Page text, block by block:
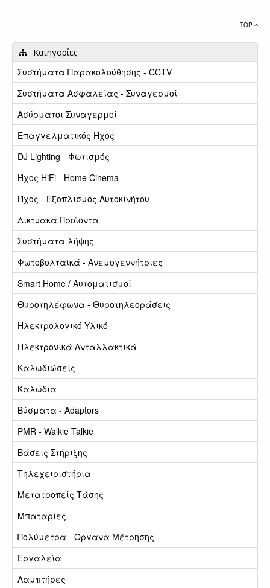
TOP
Κατηγορίες
Συστήματα Παρακολούθησης - CCTV
Συστήματα Ασφαλείας - Συναγερμοί
Ασύρματοι Συναγερμοί
Επαγγελματικός Ήχος
DJ Lighting - Φωτισμός
Ήχος HiFi - Home Cinema
Ήχος - Εξοπλισμός Αυτοκινήτου
Δικτυακά Προϊόντα
Συστήματα λήψης
Φωτοβολταϊκά - Ανεμογεννήτριες
Smart Home / Αυτοματισμοί
Θυροτηλέφωνα - Θυροτηλεοράσεις
Ηλεκτρολογικό Υλικό
Ηλεκτρονικά Ανταλλακτικά
Καλωδιώσεις
Καλώδια
Βύσματα - Adaptors
PMR - Walkie Talkie
Βάσεις Στήριξης
Τηλεχειριστήρια
Μετατροπείς Τάσης
Μπαταρίες
Πολύμετρα - Όργανα Μέτρησης
Εργαλεία
Λαμπτήρες